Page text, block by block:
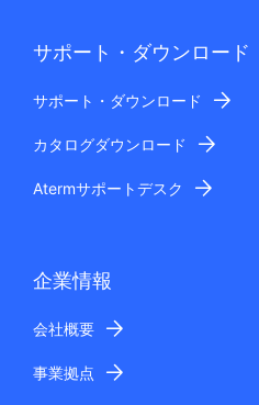
サポート・ダウンロード
サポート・ダウンロード
カタログダウンロード
Atermサポートデスク
企業情報
会社概要
事業拠点